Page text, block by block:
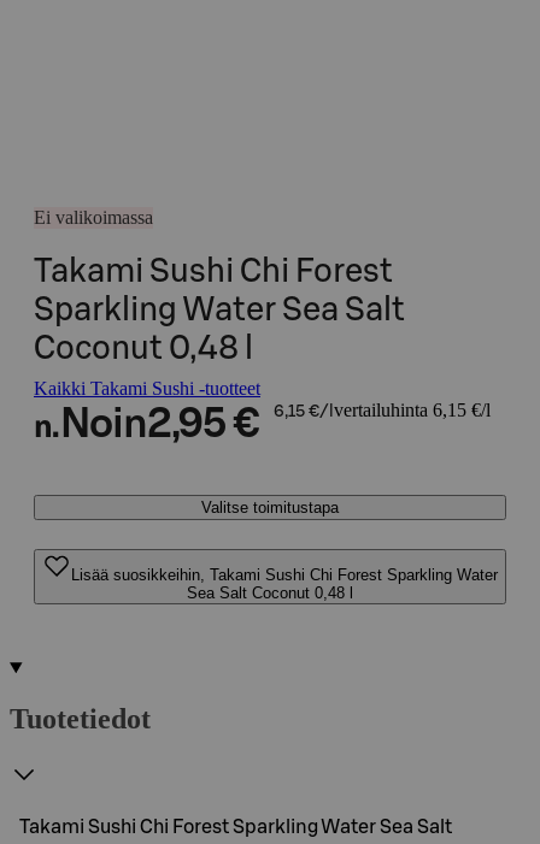
Ei valikoimassa
Takami Sushi Chi Forest
Sparkling Water Sea Salt
Coconut 0,48 l
Kaikki Takami Sushi -tuotteet
n. Noin2,95 € 6,15 €/l vertailuhinta 6,15 €/l
Valitse toimitustapa
Lisää suosikkeihin, Takami Sushi Chi Forest Sparkling Water
Sea Salt Coconut 0,48 l
Tuotetiedot
Takami Sushi Chi Forest Sparkling Water Sea Salt